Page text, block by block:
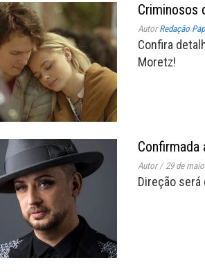
Criminosos
AutorRedação
Confira
Moretz!
Confirmada
Autor/ 29 de
Direção será